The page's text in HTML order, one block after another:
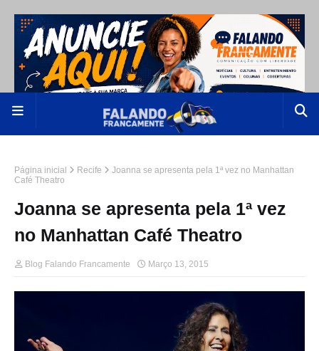
Página inicial Recife
Joanna se apresenta pela 1ª vez no Manhattan
Café Theatro
Joanna se apresenta pela 1ª vez
no Manhattan Café Theatro
Blog Falando Francamente Março 13, 2015